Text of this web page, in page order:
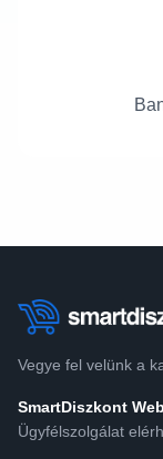
Vegye fel velünk a
SmartDiszkont
Ügyfélszolgálat